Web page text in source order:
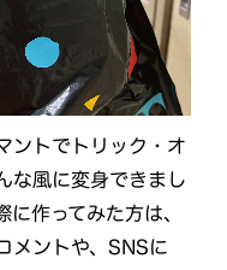
ントでトリック・オ
な風に変身できまし
作ってみた方は、
メントや、SNSに